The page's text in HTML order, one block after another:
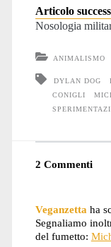
Articolo
Nosologia
ANIMALISMO
DYLAN DOG
CONIGLI
2 Commenti
Veganzetta ha
Segnaliamo
del fumetto: